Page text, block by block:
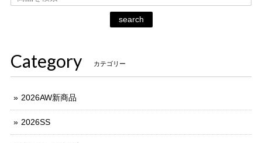
search
Category カテゴリー
2026AW新商品
2026SS